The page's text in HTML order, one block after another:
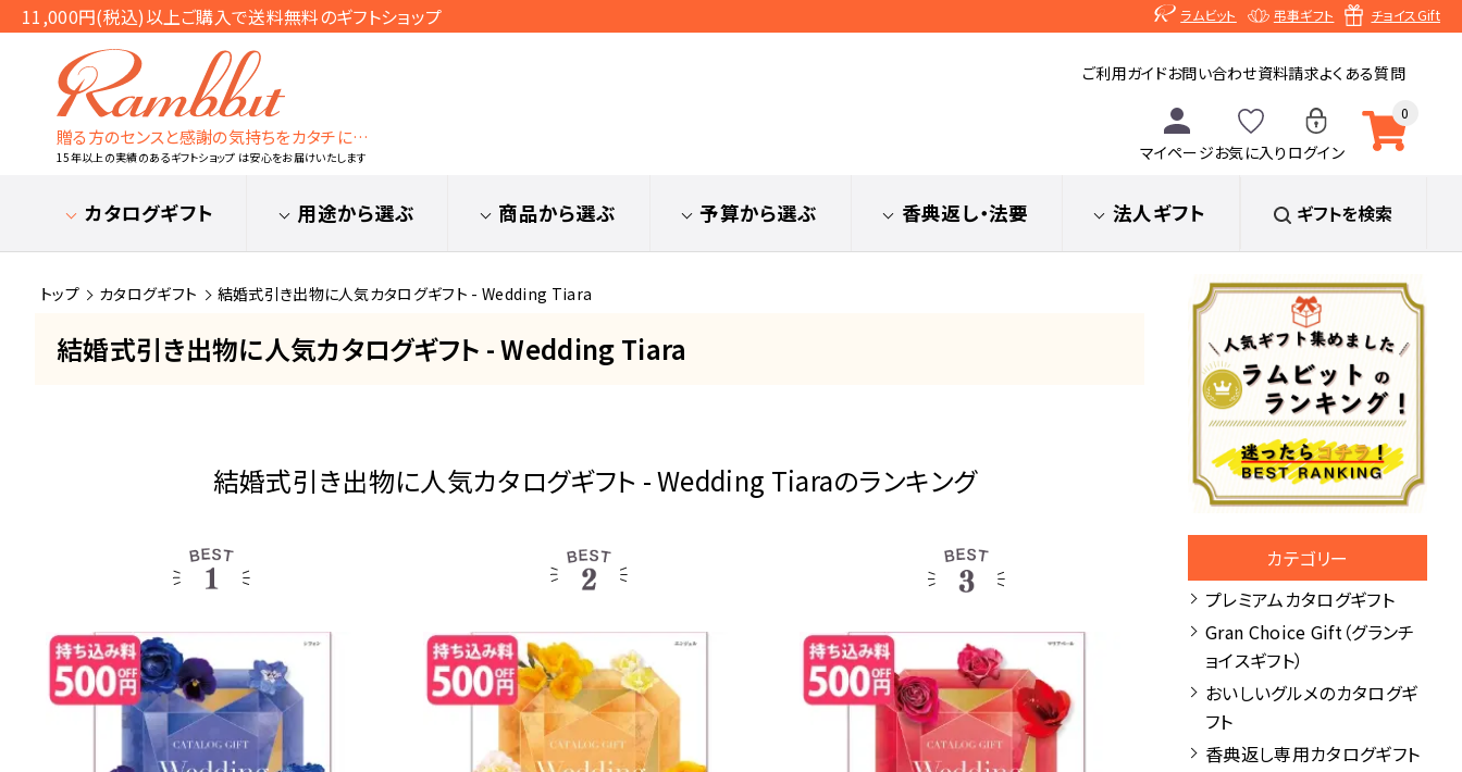
11,000円(税込)以上ご購入で送料無料のギフトショップ ラムビット 弔事ギフト チョイスGift
0
贈る方のセンスと感謝の気持ちをカタチに…
15年以上の実績のあるギフトショップ は安心をお届けいたします
ご利用ガイドお問い合わせ資料請求よくある質問
マイページお気に入り ログイン
カタログギフト 用途から選ぶ 商品から選ぶ 予算から選ぶ 香典返し・法要 法人ギフト ギフトを検索
トップ カタログギフト 結婚式引き出物に人気カタログギフト - Wedding Tiara
結婚式引き出物に人気カタログギフト - Wedding Tiara
結婚式引き出物に人気カタログギフト - Wedding Tiaraのランキング
カテゴリー
プレミアムカタログギフト
Gran Choice Gift（グランチ
ョイスギフト）
おいしいグルメのカタログギ
フト
香典返し専用カタログギフト